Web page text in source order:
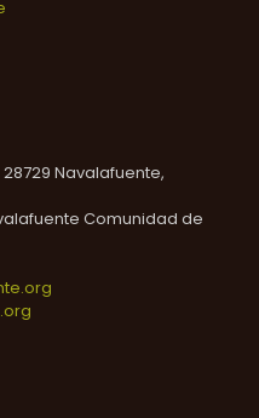
Navalafuente,
Comunidad de